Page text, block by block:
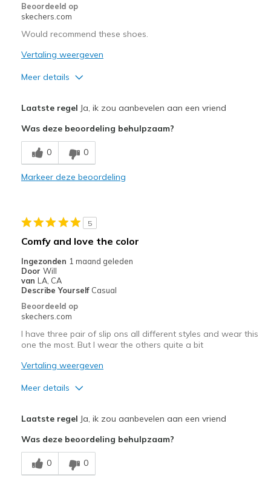
Beoordeeld op
skechers.com
Would recommend these shoes.
Vertaling weergeven
Meer details
Comfortable
Stylish
Going Out
Width
Sizing
Feels true to size
View On Shoes
Laatste regel Ja, ik zou aanbevelen aan een vriend
Was deze beoordeling behulpzaam?
0 0
Markeer deze beoordeling
5
Comfy and love the color
Ingezonden 1 maand geleden
Door Will
van LA, CA
Describe Yourself Casual
Beoordeeld op
skechers.com
I have three pair of slip ons all different styles and wear this
one the most. But I wear the others quite a bit
Vertaling weergeven
Meer details
Breathe Well
Comfortable
Laatste regel Ja, ik zou aanbevelen aan een vriend
Was deze beoordeling behulpzaam?
0 0